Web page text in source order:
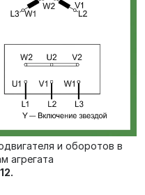
и оборотов в
агрегата